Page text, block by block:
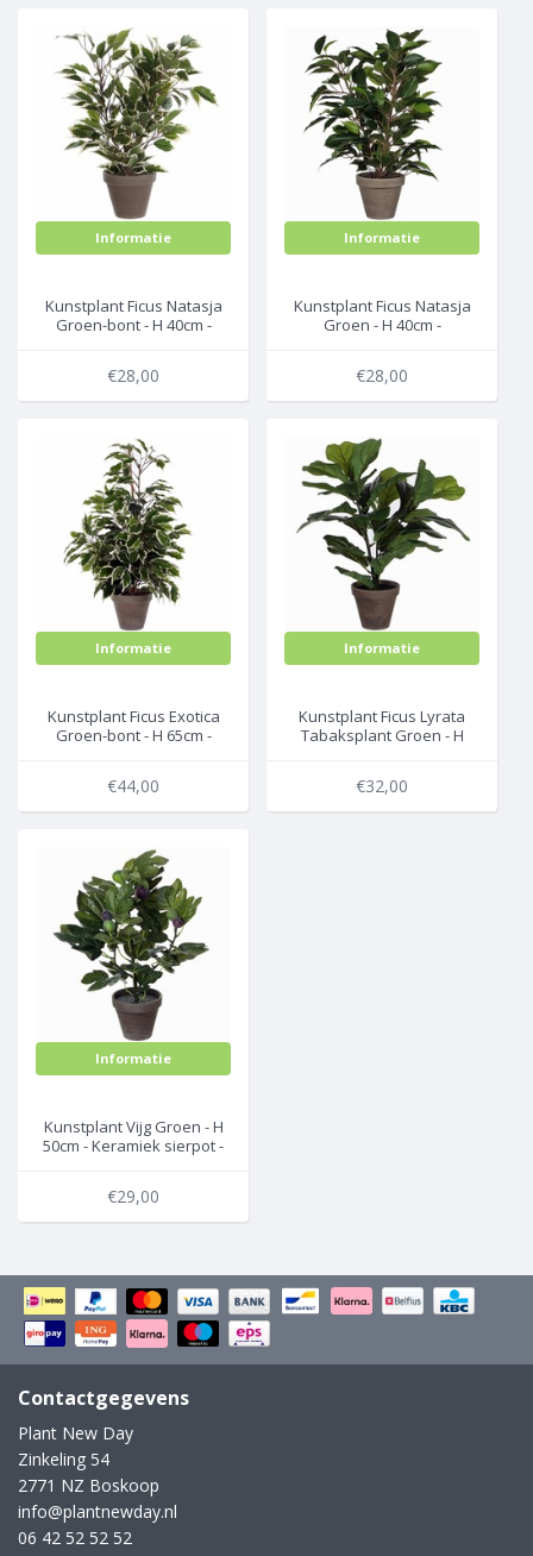
Informatie
Kunstplant Ficus Natasja
Groen-bont - H 40cm -
€28,00
Informatie
Kunstplant Ficus Natasja
Groen - H 40cm -
€28,00
Informatie
Kunstplant Ficus Exotica
Groen-bont - H 65cm -
€44,00
Informatie
Kunstplant Ficus Lyrata
Tabaksplant Groen - H
€32,00
Informatie
Kunstplant Vijg Groen - H
50cm - Keramiek sierpot -
€29,00
Contactgegevens
Plant New Day
Zinkeling 54
2771 NZ Boskoop
info@plantnewday.nl
06 42 52 52 52